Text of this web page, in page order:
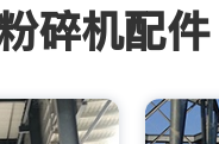
碎机配